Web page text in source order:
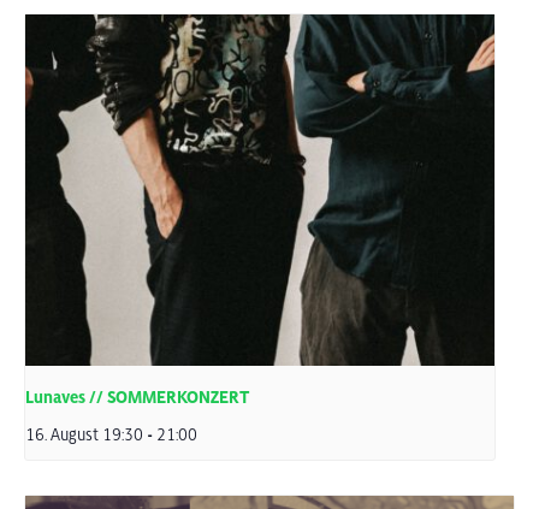
Lunaves // SOMMERKONZERT
16. August 19:30 - 21:00